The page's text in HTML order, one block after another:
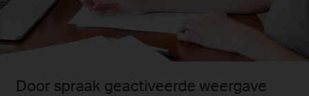
Door spraak geactiveerde weergave